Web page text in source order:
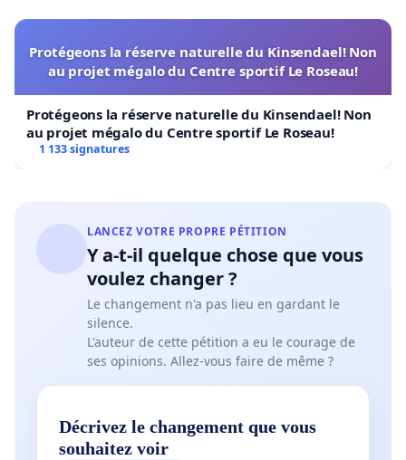
Protégeons la réserve naturelle du Kinsendael! Non
au projet mégalo du Centre sportif Le Roseau!
Protégeons la réserve naturelle du Kinsendael! Non
au projet mégalo du Centre sportif Le Roseau!
1 133 signatures
LANCEZ VOTRE PROPRE PÉTITION
Y a-t-il quelque chose que vous
voulez changer ?
Le changement n'a pas lieu en gardant le
silence.
L'auteur de cette pétition a eu le courage de
ses opinions. Allez-vous faire de même ?
Décrivez le changement que vous
souhaitez voir